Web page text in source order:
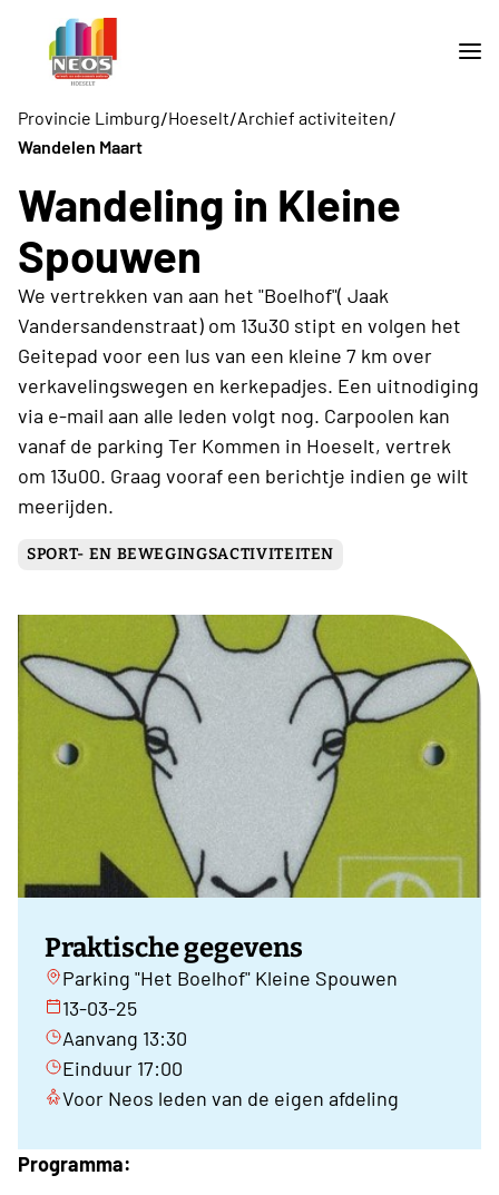
Provincie Limburg/Hoeselt/Archief activiteiten/
Wandelen Maart
Wandeling in Kleine
Spouwen
We vertrekken van aan het "Boelhof"( Jaak
Vandersandenstraat) om 13u30 stipt en volgen het
Geitepad voor een lus van een kleine 7 km over
verkavelingswegen en kerkepadjes. Een uitnodiging
via e-mail aan alle leden volgt nog. Carpoolen kan
vanaf de parking Ter Kommen in Hoeselt, vertrek
om 13u00. Graag vooraf een berichtje indien ge wilt
meerijden.
SPORT- EN BEWEGINGSACTIVITEITEN
Praktische gegevens
Parking "Het Boelhof" Kleine Spouwen
13-03-25
Aanvang 13:30
Einduur 17:00
Voor Neos leden van de eigen afdeling
Programma: